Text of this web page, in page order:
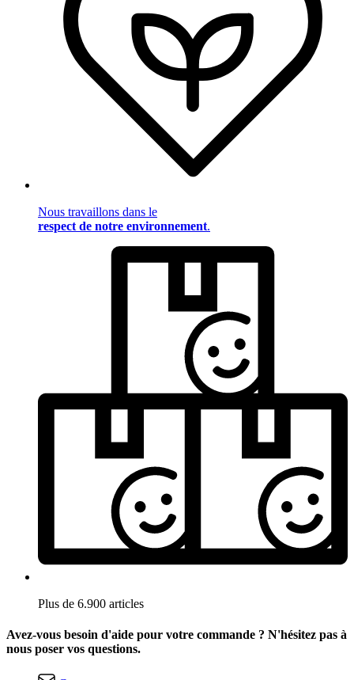
Nous travaillons dans le
respect de notre environnement.
Plus de 6.900 articles
Avez-vous besoin d'aide pour votre commande ? N'hésitez pas à
nous poser vos questions.